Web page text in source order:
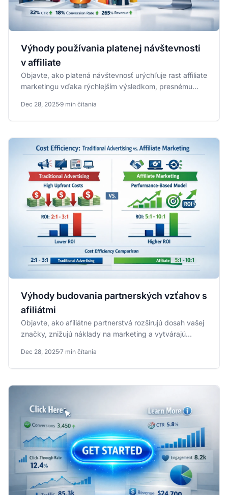
Výhody používania platenej návštevnosti
v affiliate
Objavte, ako platená návštevnosť urýchľuje rast affiliate
marketingu vďaka rýchlejším výsledkom, presnému
Dec 28, 20259 min čítania
Výhody budovania partnerských vzťahov s
afiliátmi
Objavte, ako afiliátne partnerstvá rozširujú dosah vašej
značky, znižujú náklady na marketing a vytvárajú
Dec 28, 20257 min čítania